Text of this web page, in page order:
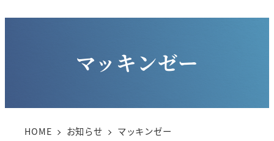
マッキンゼー
HOME お知らせ マッキンゼー